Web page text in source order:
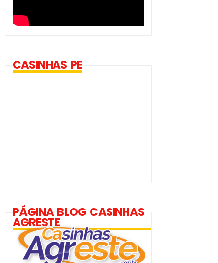
CASINHAS PE
PÁGINA BLOG CASINHAS
AGRESTE